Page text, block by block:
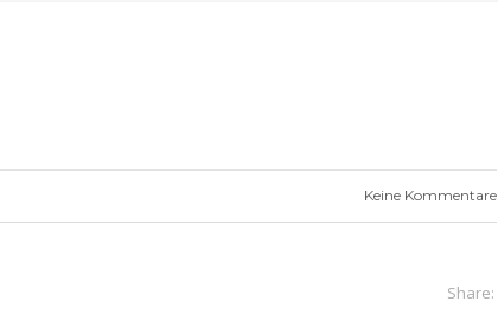
Keine Kommentare
Share: